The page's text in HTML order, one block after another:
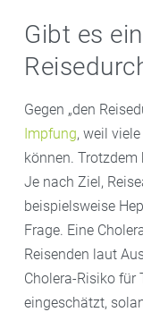
Gibt es
Gegen „den
Impfung, weil
können.
Je nach Ziel,
beispielsweise
Frage. Eine
Reisenden laut
Cholera-Risiko für
eingeschätzt,